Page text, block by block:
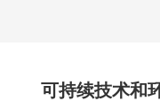
可持续技术和